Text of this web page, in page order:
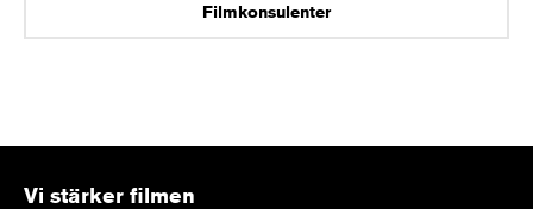
Filmkonsulenter
Vi stärker filmen